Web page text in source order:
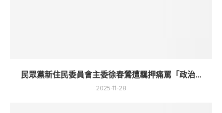
民眾黨新住民委員會主委徐春鶯遭羈押痛罵「政治...
2025-11-28